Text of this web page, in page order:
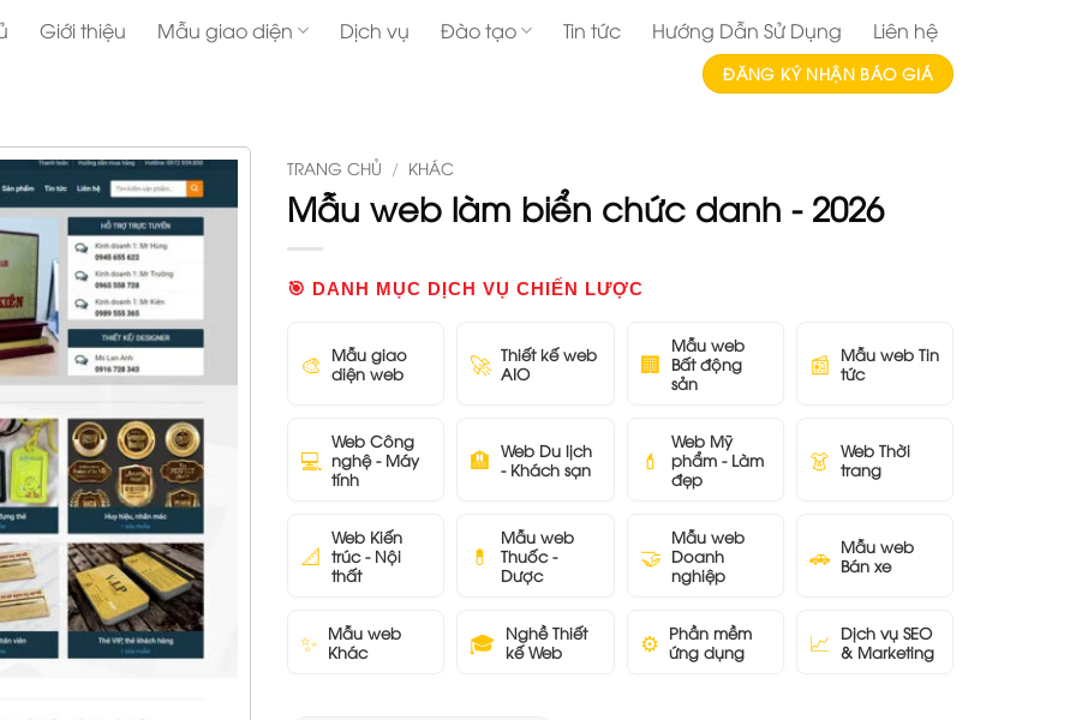
Giới thiệu Mẫu giao diện Dịch vụ Đào tạo Tin tức Hướng Dẫn Sử Dụng Liên hệ
ĐĂNG KÝ NHẬN BÁO GIÁ
TRANG CHỦ / KHÁC
Mẫu web làm biển chức danh - 2026
🎯 DANH MỤC DỊCH VỤ CHIẾN LƯỢC
🎨
Mẫu giao
diện web
🚀 Thiết kế web
AIO
🏢
Mẫu web
Bất động
sản
📰
Mẫu web Tin
tức
💻
Web Công
nghệ - Máy
tính
🏨 Web Du lịch
- Khách sạn
💄
Web Mỹ
phẩm - Làm
đẹp
👗 Web Thời
trang
📐
Web Kiến
trúc - Nội
thất
💊
Mẫu web
Thuốc -
Dược
🤝
Mẫu web
Doanh
nghiệp
🚗 Mẫu web
Bán xe
✨ Mẫu web
Khác
🎓 Nghề Thiết
kế Web
⚙️ Phần mềm
ứng dụng
📈
Dịch vụ SEO
& Marketing